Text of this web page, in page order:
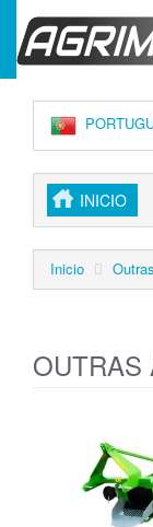
INICIO
Inicio
OUTRAS